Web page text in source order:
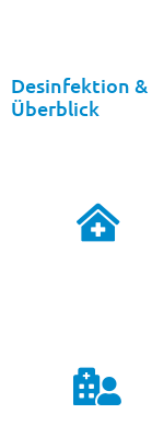
Desinfektion &
Überblick